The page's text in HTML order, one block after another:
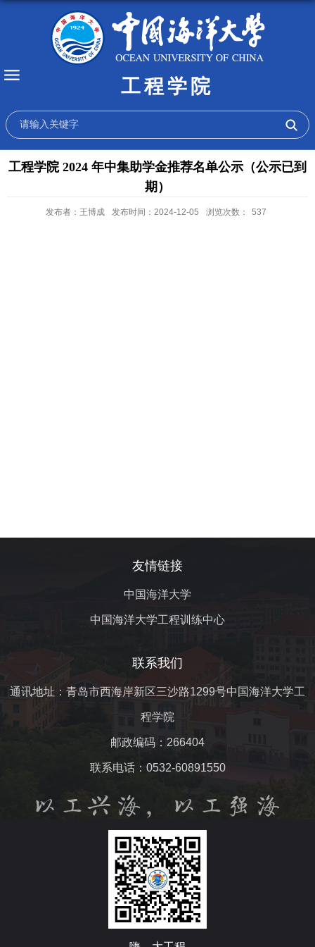
工程学院
工程学院 2024 年中集助学金推荐名单公示（公示已到
期）
发布者：王博成 发布时间：2024-12-05 浏览次数： 537
友情链接
中国海洋大学
中国海洋大学工程训练中心
联系我们
通讯地址：青岛市西海岸新区三沙路1299号中国海洋大学工
程学院
邮政编码：266404
联系电话：0532-60891550